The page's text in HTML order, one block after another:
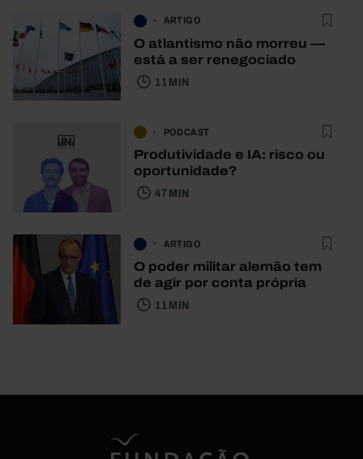
ARTIGO
O atlantismo não morreu —
está a ser renegociado
11 MIN
PODCAST
Produtividade e IA: risco ou
oportunidade?
47 MIN
ARTIGO
O poder militar alemão tem
de agir por conta própria
11 MIN